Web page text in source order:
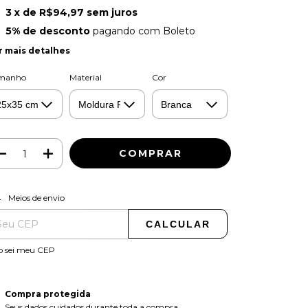
3 x de R$94,97 sem juros
5% de descontopagando com Boleto
mais detalhes
Material Cor
para o CEP:
Meios de envio
CALCULAR
sei meu CEP
Compra protegida